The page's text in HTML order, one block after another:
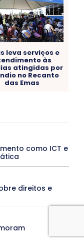
leva serviços e
às
atingidas por
no Recanto
das Emas
Dengue
Denuncia
DESTAQUE SAÚDE
ENTORNO
Febre Amarela
INTERNACIONAL
Maranhão
como ICT e
direitos e